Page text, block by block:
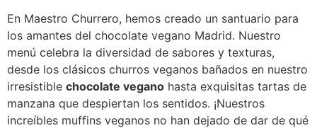
En Maestro Churrero, hemos creado un santuario para
los amantes del chocolate vegano Madrid. Nuestro
menú celebra la diversidad de sabores y texturas,
desde los clásicos churros veganos bañados en nuestro
irresistible chocolate vegano hasta exquisitas tartas de
manzana que despiertan los sentidos. ¡Nuestros
increíbles muffins veganos no han dejado de dar de qué